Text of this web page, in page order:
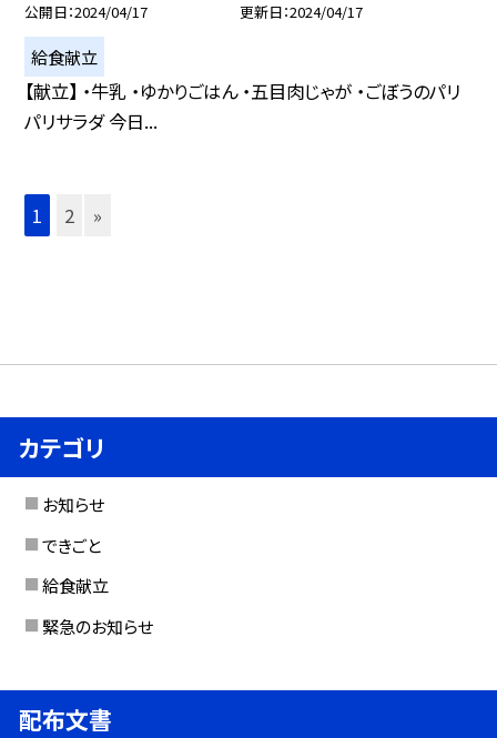
公開日 2024/04/17 更新日 2024/04/17
給食献立
【献立】 ・牛乳 ・ゆかりごはん ・五目肉じゃが ・ごぼうのパリ
パリサラダ 今日...
1 2 »
カテゴリ
お知らせ
できごと
給食献立
緊急のお知らせ
配布文書